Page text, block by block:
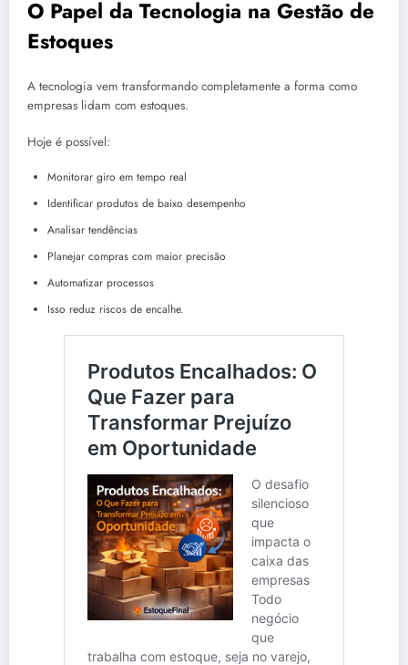
O Papel da Tecnologia na Gestão de
Estoques
A tecnologia vem transformando completamente a forma como
empresas lidam com estoques.
Hoje é possível:
Monitorar giro em tempo real
Identificar produtos de baixo desempenho
Analisar tendências
Planejar compras com maior precisão
Automatizar processos
Isso reduz riscos de encalhe.